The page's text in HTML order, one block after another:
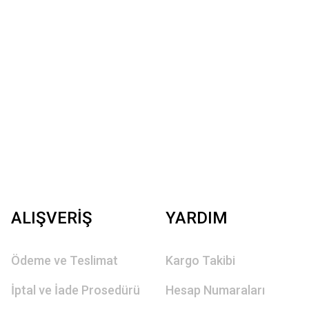
ALIŞVERİŞ
Ödeme ve Teslimat
İptal ve İade Prosedürü
YARDIM
Kargo Takibi
Hesap Numaraları